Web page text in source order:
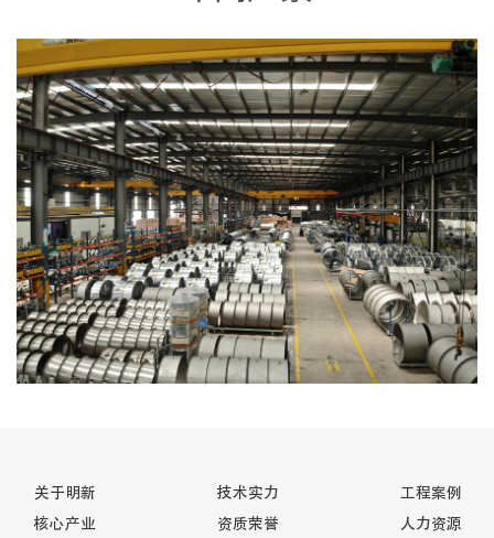
关于明新
核心产业
技术实力
资质荣誉
工程案例
人力资源